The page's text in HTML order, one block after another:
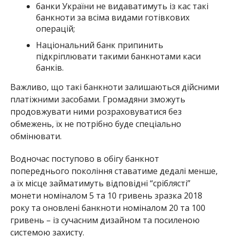
банки України не видаватимуть із кас такі
банкноти за всіма видами готівкових
операцій;
Національний банк припинить
підкріплювати такими банкнотами каси
банків.
Важливо, що такі банкноти залишаються дійсними
платіжними засобами. Громадяни зможуть
продовжувати ними розраховуватися без
обмежень, їх не потрібно буде спеціально
обмінювати.
Водночас поступово в обігу банкнот
попереднього покоління ставатиме дедалі менше,
а їх місце займатимуть відповідні “сріблясті”
монети номіналом 5 та 10 гривень зразка 2018
року та оновлені банкноти номіналом 20 та 100
гривень – із сучасним дизайном та посиленою
системою захисту.